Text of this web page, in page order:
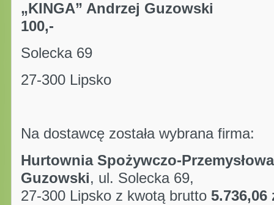
„KINGA” Andrzej
100,-
Solecka 69
27-300 Lipsko
Na dostawcę została wybrana firma:
Hurtownia Spożywczo-
Guzowski, ul. Solecka 69,
27-300 Lipsko z kwotą brutto 5.736,06